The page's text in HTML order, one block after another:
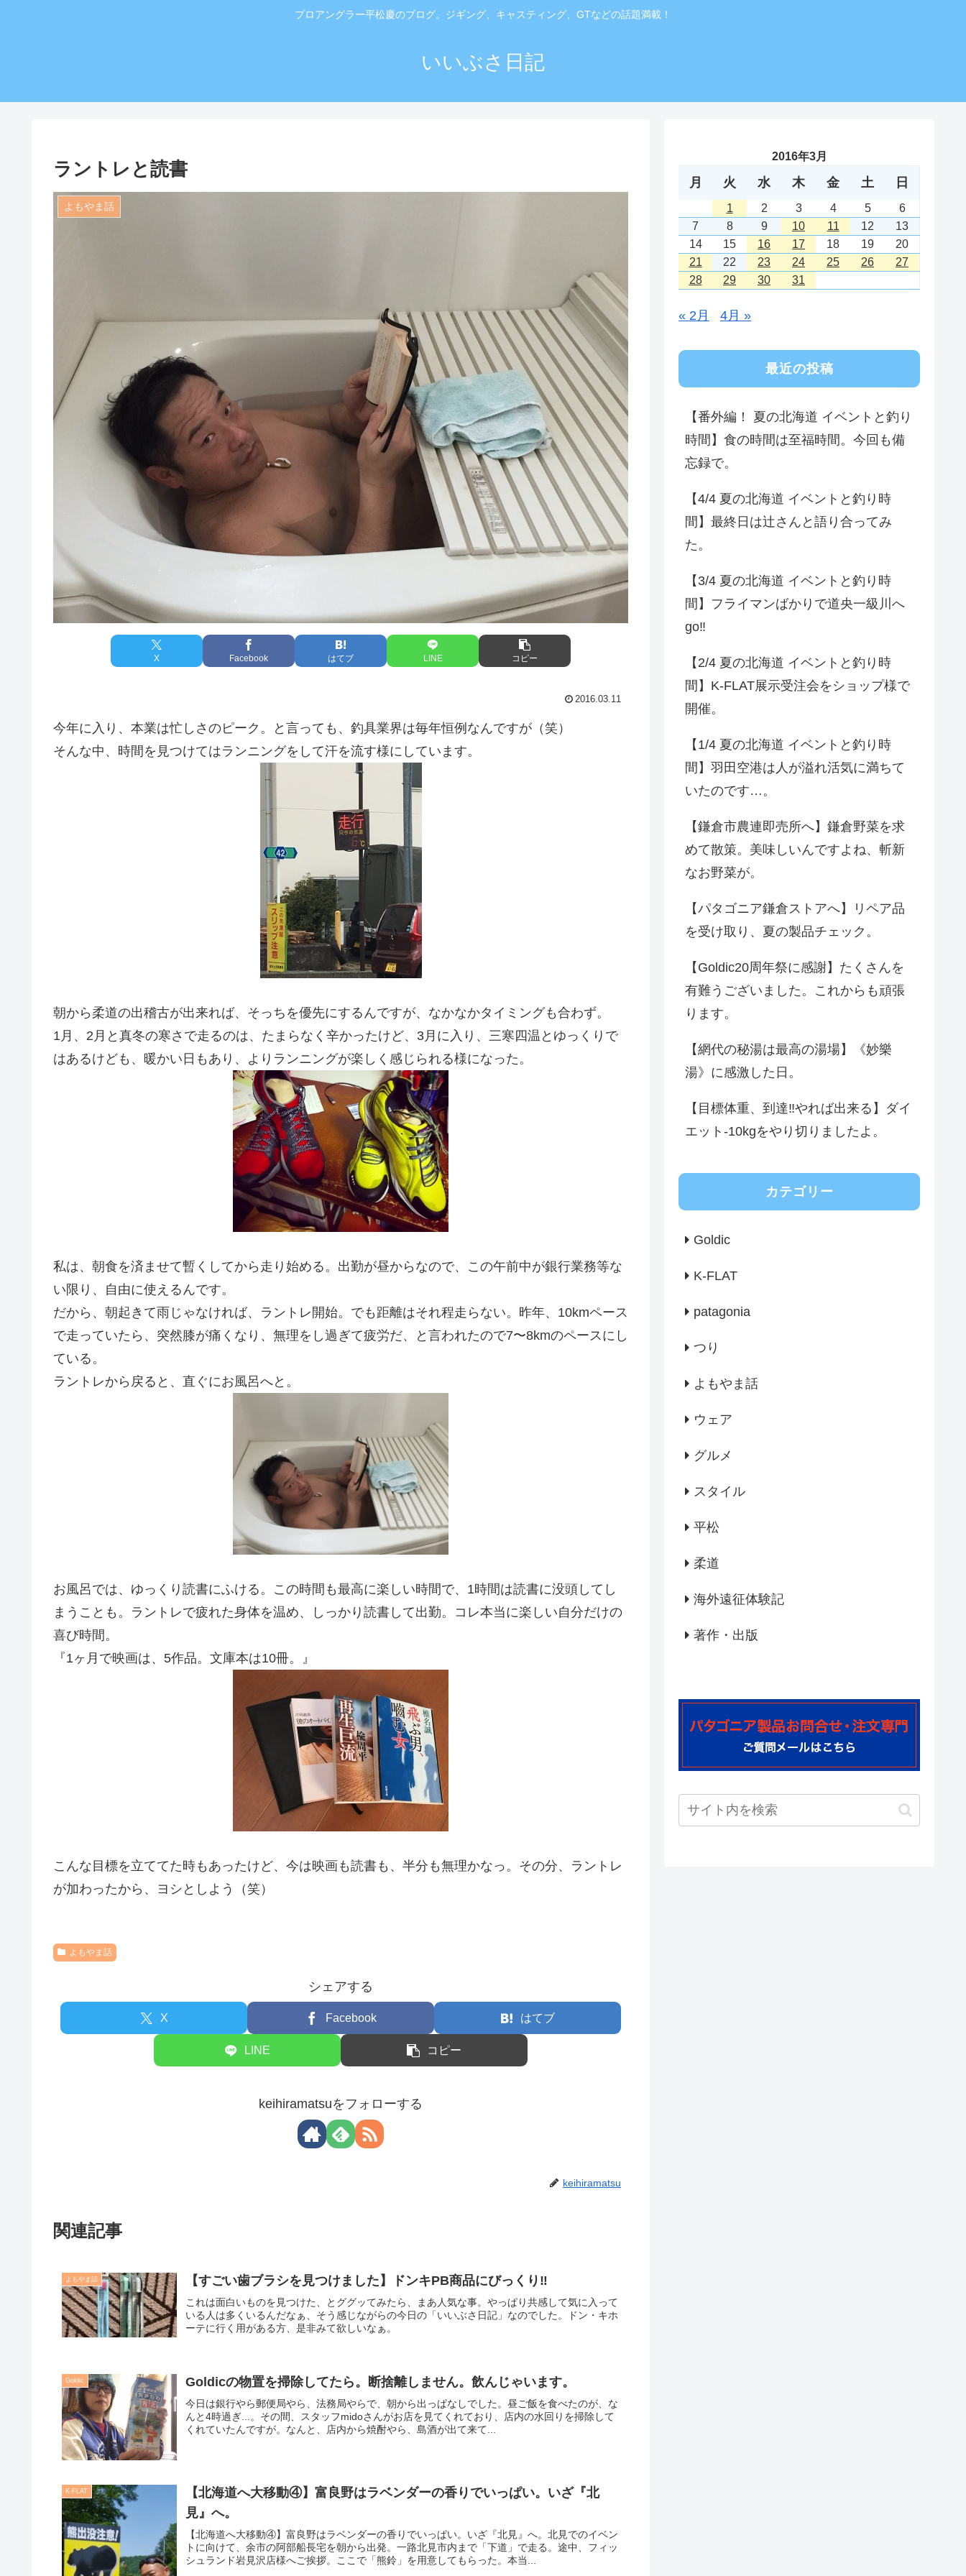
プロアングラー平松慶のブログ。ジギング、キャスティング、GTなどの話題満載！
いいぶさ日記
ラントレと読書
よもやま話
X Facebook はてブ LINE コピー
2016.03.11
今年に入り、本業は忙しさのピーク。と言っても、釣具業界は毎年恒例なんですが（笑）
そんな中、時間を見つけてはランニングをして汗を流す様にしています。
朝から柔道の出稽古が出来れば、そっちを優先にするんですが、なかなかタイミングも合わず。
1月、2月と真冬の寒さで走るのは、たまらなく辛かったけど、3月に入り、三寒四温とゆっくりで
はあるけども、暖かい日もあり、よりランニングが楽しく感じられる様になった。
私は、朝食を済ませて暫くしてから走り始める。出勤が昼からなので、この午前中が銀行業務等な
い限り、自由に使えるんです。
だから、朝起きて雨じゃなければ、ラントレ開始。でも距離はそれ程走らない。昨年、10kmペース
で走っていたら、突然膝が痛くなり、無理をし過ぎて疲労だ、と言われたので7〜8kmのペースにし
ている。
ラントレから戻ると、直ぐにお風呂へと。
お風呂では、ゆっくり読書にふける。この時間も最高に楽しい時間で、1時間は読書に没頭してし
まうことも。ラントレで疲れた身体を温め、しっかり読書して出勤。コレ本当に楽しい自分だけの
喜び時間。
『1ヶ月で映画は、5作品。文庫本は10冊。』
こんな目標を立ててた時もあったけど、今は映画も読書も、半分も無理かなっ。その分、ラントレ
が加わったから、ヨシとしよう（笑）
よもやま話
シェアする
X Facebook はてブ
LINE コピー
keihiramatsuをフォローする
keihiramatsu
関連記事
よもやま話 【すごい歯ブラシを見つけました】ドンキPB商品にびっくり‼️
これは面白いものを見つけた、とググッてみたら、まあ人気な事。やっぱり共感して気に入って
いる人は多くいるんだなぁ、そう感じながらの今日の「いいぶさ日記」なのでした。ドン・キホ
ーテに行く用がある方、是非みて欲しいなぁ。
Goldic Goldicの物置を掃除してたら。断捨離しません。飲んじゃいます。
今日は銀行やら郵便局やら、法務局やらで、朝から出っぱなしでした。昼ご飯を食べたのが、な
んと4時過ぎ...。その間、スタッフmidoさんがお店を見てくれており、店内の水回りを掃除して
くれていたんですが。なんと、店内から焼酎やら、島酒が出て来て...
K-FLAT
【北海道へ大移動④】富良野はラベンダーの香りでいっぱい。いざ『北
見』へ。
【北海道へ大移動④】富良野はラベンダーの香りでいっぱい。いざ『北見』へ。北見でのイベン
トに向けて、余市の阿部船長宅を朝から出発。一路北見市内まで「下道」で走る。途中、フィッ
シュランド岩見沢店様へご挨拶。ここで「熊鈴」を用意してもらった。本当...
2016年3月
月 火 水 木 金 土 日
1 2 3 4 5
6
7
8 9 10 11 12
13
14
15 16 17 18 19
20
21
22 23 24 25 26
27
28
29 30 31
« 2月 4月 »
最近の投稿
【番外編！ 夏の北海道 イベントと釣り
時間】食の時間は至福時間。今回も備
忘録で。
【4/4 夏の北海道 イベントと釣り時
間】最終日は辻さんと語り合ってみ
た。
【3/4 夏の北海道 イベントと釣り時
間】フライマンばかりで道央一級川へ
go‼️
【2/4 夏の北海道 イベントと釣り時
間】K-FLAT展示受注会をショップ様で
開催。
【1/4 夏の北海道 イベントと釣り時
間】羽田空港は人が溢れ活気に満ちて
いたのです…。
【鎌倉市農連即売所へ】鎌倉野菜を求
めて散策。美味しいんですよね、斬新
なお野菜が。
【パタゴニア鎌倉ストアへ】リペア品
を受け取り、夏の製品チェック。
【Goldic20周年祭に感謝】たくさんを
有難うございました。これからも頑張
ります。
【網代の秘湯は最高の湯場】《妙樂
湯》に感激した日。
【目標体重、到達‼️やれば出来る】ダイ
エット-10kgをやり切りましたよ。
カテゴリー
Goldic
K-FLAT
patagonia
つり
よもやま話
ウェア
グルメ
スタイル
平松
柔道
海外遠征体験記
著作・出版